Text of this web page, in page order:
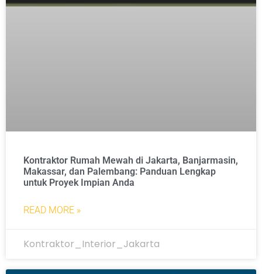
Kontraktor Rumah Mewah di Jakarta, Banjarmasin,
Makassar, dan Palembang: Panduan Lengkap
untuk Proyek Impian Anda
READ MORE »
Kontraktor_Interior_Jakarta